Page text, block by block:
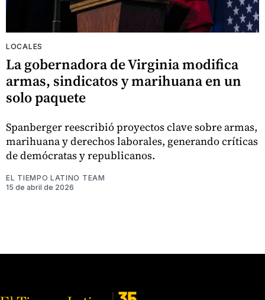
LOCALES
La gobernadora de Virginia modifica
armas, sindicatos y marihuana en un
solo paquete
Spanberger reescribió proyectos clave sobre armas,
marihuana y derechos laborales, generando críticas
de demócratas y republicanos.
EL TIEMPO LATINO TEAM
15 de abril de 2026